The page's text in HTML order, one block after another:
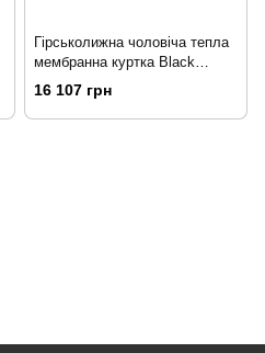
Гірськолижна чоловіча тепла
мембранна куртка Black
Diamond Boundary Line
Insulated Jacket, L - Black (BD
746060.0002-L)
16 107 грн